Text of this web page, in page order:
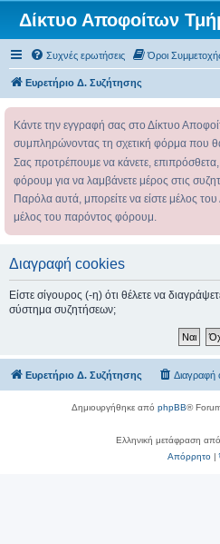
Δίκτυο Αποφοίτων
Συχνές ερωτήσεις Όροι
Ευρετήριο Δ. Συζήτησης
Κάντε την εγγραφή σας στο Δίκτυο
συμπληρώνοντας τη σχετική φόρμα που
Σας προτρέπουμε να κάνετε,
φόρουμ για να λαμβάνετε μέρος στις
Παρόλα αυτά, μπορείτε να είστε μέλος
μέλος του παρόντος φόρουμ.
Διαγραφή cookies
Είστε σίγουρος (-η) ότι θέλετε να
σύστημα συζητήσεων;
Ευρετήριο Δ. Συζήτησης Διαγραφή
Δημιουργήθηκε από phpBB®
Ελληνική μετάφραση
Απόρρητο|